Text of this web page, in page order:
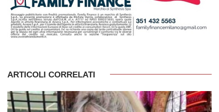
ARTICOLI CORRELATI